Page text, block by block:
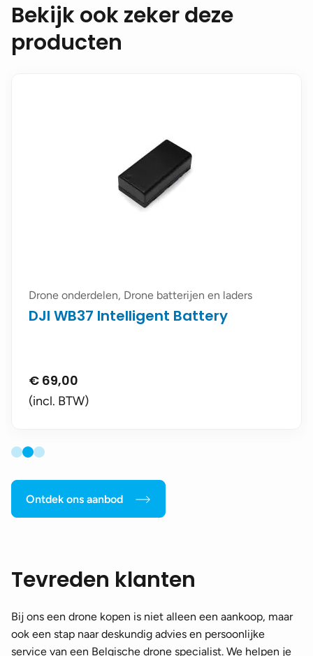
Bekijk ook zeker deze
producten
Drone onderdelen, Drone batterijen en laders
DJI WB37 Intelligent Battery
€ 69,00
(incl. BTW)
Ontdek ons aanbod
Tevreden klanten
Bij ons een drone kopen is niet alleen een aankoop, maar
ook een stap naar deskundig advies en persoonlijke
service van een Belgische drone specialist. We helpen je